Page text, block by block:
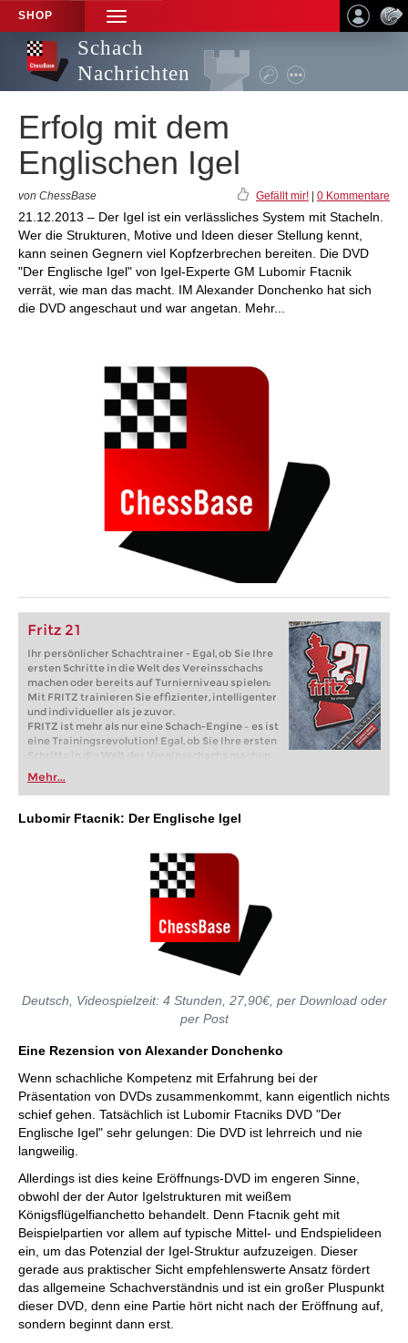
SHOP
TOGGLE
NAVIGATION
Schach
Nachrichten
Erfolg mit dem
Englischen Igel
von ChessBase Gefällt mir! 0 Kommentare
21.12.2013 – Der Igel ist ein verlässliches System mit Stacheln.
Wer die Strukturen, Motive und Ideen dieser Stellung kennt,
kann seinen Gegnern viel Kopfzerbrechen bereiten. Die DVD
"Der Englische Igel" von Igel-Experte GM Lubomir Ftacnik
verrät, wie man das macht. IM Alexander Donchenko hat sich
die DVD angeschaut und war angetan. Mehr...
Fritz 21
Ihr persönlicher Schachtrainer - Egal, ob Sie Ihre
ersten Schritte in die Welt des Vereinsschachs
machen oder bereits auf Turnierniveau spielen:
Mit FRITZ trainieren Sie effizienter, intelligenter
und individueller als je zuvor.
FRITZ ist mehr als nur eine Schach-Engine – es ist
eine Trainingsrevolution! Egal, ob Sie Ihre ersten
Schritte in die Welt des Vereinsschachs machen
oder bereits auf Turnierniveau spielen: Mit
FRITZ trainieren Sie effizienter, intelligenter und
individueller als je zuvor.
Mehr...
Lubomir Ftacnik: Der Englische Igel
Deutsch, Videospielzeit: 4 Stunden, 27,90€, per Download oder
per Post
Eine Rezension von Alexander Donchenko
Wenn schachliche Kompetenz mit Erfahrung bei der
Präsentation von DVDs zusammenkommt, kann eigentlich nichts
schief gehen. Tatsächlich ist Lubomir Ftacniks DVD "Der
Englische Igel" sehr gelungen: Die DVD ist lehrreich und nie
langweilig.
Allerdings ist dies keine Eröffnungs-DVD im engeren Sinne,
obwohl der der Autor Igelstrukturen mit weißem
Königsflügelfianchetto behandelt. Denn Ftacnik geht mit
Beispielpartien vor allem auf typische Mittel- und Endspielideen
ein, um das Potenzial der Igel-Struktur aufzuzeigen. Dieser
gerade aus praktischer Sicht empfehlenswerte Ansatz fördert
das allgemeine Schachverständnis und ist ein großer Pluspunkt
dieser DVD, denn eine Partie hört nicht nach der Eröffnung auf,
sondern beginnt dann erst.